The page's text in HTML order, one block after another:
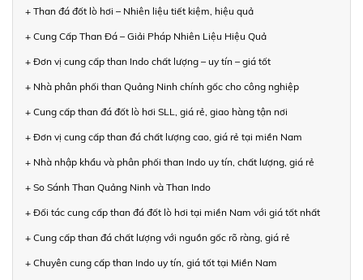
+ Than đá đốt lò hơi – Nhiên liệu tiết kiệm, hiệu quả
+ Cung Cấp Than Đá – Giải Pháp Nhiên Liệu Hiệu Quả
+ Đơn vị cung cấp than Indo chất lượng – uy tín – giá tốt
+ Nhà phân phối than Quảng Ninh chính gốc cho công nghiệp
+ Cung cấp than đá đốt lò hơi SLL, giá rẻ, giao hàng tận nơi
+ Đơn vị cung cấp than đá chất lượng cao, giá rẻ tại miền Nam
+ Nhà nhập khẩu và phân phối than Indo uy tín, chất lượng, giá rẻ
+ So Sánh Than Quảng Ninh và Than Indo
+ Đối tác cung cấp than đá đốt lò hơi tại miền Nam với giá tốt nhất
+ Cung cấp than đá chất lượng với nguồn gốc rõ ràng, giá rẻ
+ Chuyên cung cấp than Indo uy tín, giá tốt tại Miền Nam